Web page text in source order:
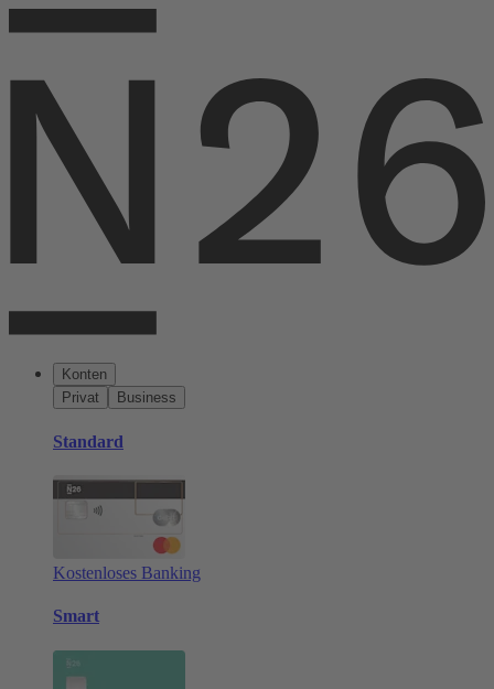
Konten
Privat
Business
Standard
Kostenloses Banking
Smart